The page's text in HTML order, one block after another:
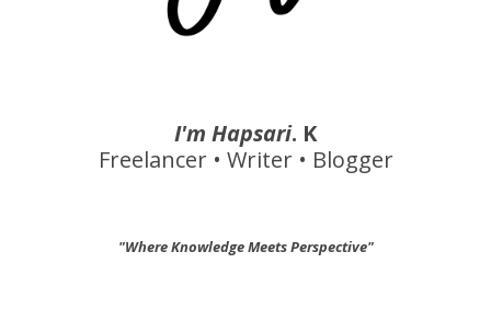
I'm Hapsari. K
Freelancer • Writer • Blogger
"Where Knowledge Meets Perspective"